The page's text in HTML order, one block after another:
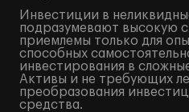
Инвестиции в
подразумевают высокую
приемлемы только для
способных
инвестирования в
Активы и не требующих
преобразования
средства.